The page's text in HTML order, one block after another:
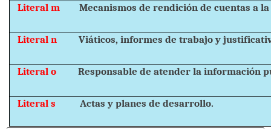
Literal m Mecanismos de rendición de cuentas a
Literal n Viáticos, informes de trabajo y
Literal o Responsable de atender la información
Literal s Actas y planes de desarrollo.